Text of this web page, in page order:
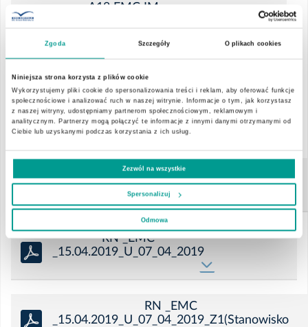
Zgoda Szczegóły O plikach cookies
Niniejsza strona korzysta z plików cookie
Wykorzystujemy pliki cookie do spersonalizowania treści i reklam, aby oferować funkcje
społecznościowe i analizować ruch w naszej witrynie. Informacje o tym, jak korzystasz
z naszej witryny, udostępniamy partnerom społecznościowym, reklamowym i
analitycznym. Partnerzy mogą połączyć te informacje z innymi danymi otrzymanymi od
Ciebie lub uzyskanymi podczas korzystania z ich usług.
Zezwól na wszystkie
Spersonalizuj
Odmowa
Wrzesień
Marzec
2023
Listopad
A18 EMC IM
Grupa EMC SDZ_2018
Grupa EMC SF_2018
signed
RN _EMC
_15.04.2019_U_02_04_2019_Z1
(ocena)
RN _EMC
_15.04.2019_U_07_04_2019
RN _EMC
_15.04.2019_U_07_04_2019_Z1(Stanowisko